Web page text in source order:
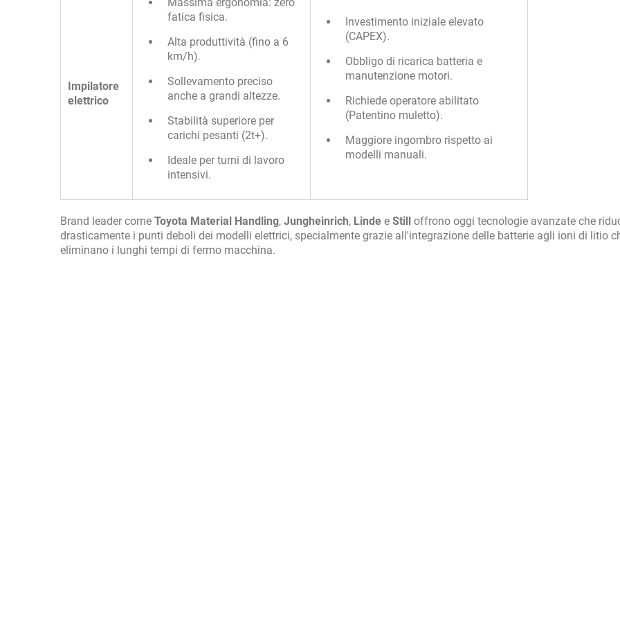
Impilatore
elettrico
fatica fisica.
Alta produttività (fino a 6
km/h).
Sollevamento preciso
anche a grandi altezze.
Stabilità superiore per
carichi pesanti (2t+).
Ideale per turni di lavoro
intensivi.
Investimento iniziale elevato
(CAPEX).
Obbligo di ricarica batteria e
manutenzione motori.
Richiede operatore abilitato
(Patentino muletto).
Maggiore ingombro rispetto ai
modelli manuali.
Brand leader come Toyota Material Handling, Jungheinrich, Linde e Still offrono oggi tecnologie avanzate che
drasticamente i punti deboli dei modelli elettrici, specialmente grazie all'integrazione delle batterie agli ioni di litio
eliminano i lunghi tempi di fermo macchina.